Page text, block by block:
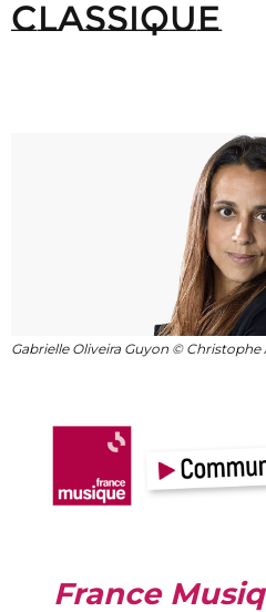
classique
Gabrielle Oliveira Guyon ©
France